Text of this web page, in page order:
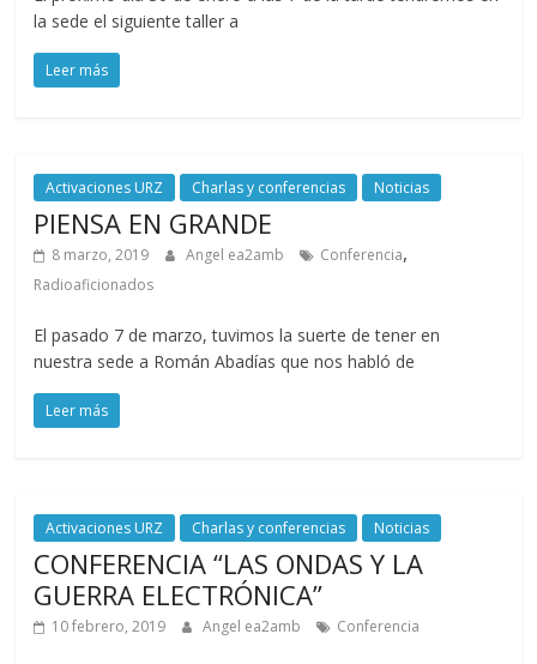
Zaragoza
URZ
la sede el siguiente taller a
Leer más
Activaciones URZ Charlas y conferencias Noticias
PIENSA EN GRANDE
8 marzo, 2019 Angel ea2amb Conferencia,
Radioaficionados
El pasado 7 de marzo, tuvimos la suerte de tener en
nuestra sede a Román Abadías que nos habló de
Leer más
Activaciones URZ Charlas y conferencias Noticias
CONFERENCIA “LAS ONDAS Y LA
GUERRA ELECTRÓNICA”
10 febrero, 2019 Angel ea2amb Conferencia